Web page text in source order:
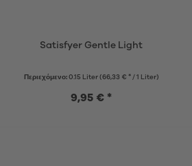
Satisfyer Gentle Light
Περιεχόμενο: 0.15 Liter (66,33 € * / 1 Liter)
9,95 € *